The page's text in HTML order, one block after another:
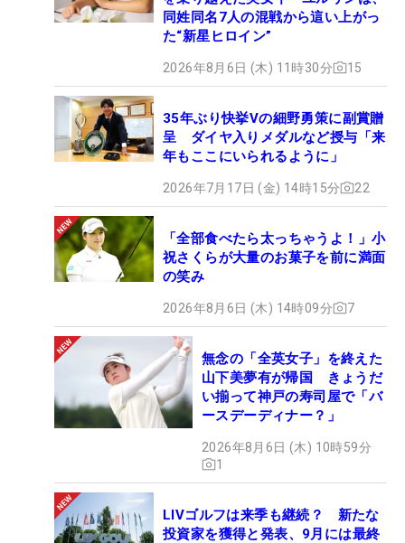
同姓同名7人の混戦から這い上がっ
た“新星ヒロイン”
2026年8月6日 (木) 11時30分 15
35年ぶり快挙Vの細野勇策に副賞贈
呈 ダイヤ入りメダルなど授与「来
年もここにいられるように」
2026年7月17日 (金) 14時15分 22
「全部食べたら太っちゃうよ！」小
祝さくらが大量のお菓子を前に満面
の笑み
2026年8月6日 (木) 14時09分 7
無念の「全英女子」を終えた
山下美夢有が帰国 きょうだ
い揃って神戸の寿司屋で「バ
ースデーディナー？」
2026年8月6日 (木) 10時59分
1
LIVゴルフは来季も継続？ 新たな
投資家を獲得と発表、9月には最終